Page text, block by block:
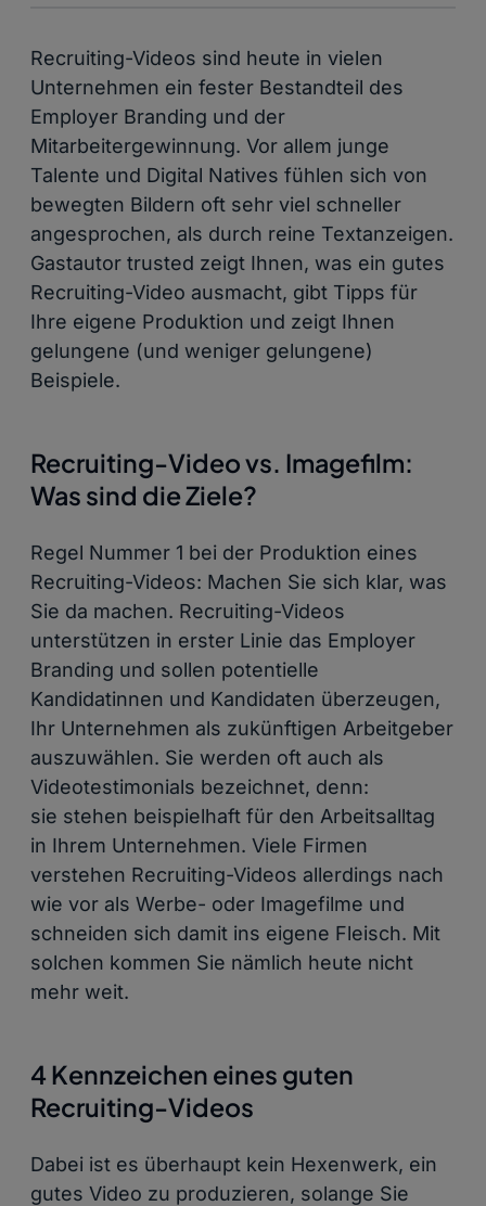
Recruiting-Videos sind heute in vielen
Unternehmen ein fester Bestandteil des
Employer Branding und der
Mitarbeitergewinnung. Vor allem junge
Talente und Digital Natives fühlen sich von
bewegten Bildern oft sehr viel schneller
angesprochen, als durch reine Textanzeigen.
Gastautor trusted zeigt Ihnen, was ein gutes
Recruiting-Video ausmacht, gibt Tipps für
Ihre eigene Produktion und zeigt Ihnen
gelungene (und weniger gelungene)
Beispiele.
Recruiting-Video vs. Imagefilm:
Was sind die Ziele?
Regel Nummer 1 bei der Produktion eines
Recruiting-Videos: Machen Sie sich klar, was
Sie da machen. Recruiting-Videos
unterstützen in erster Linie das Employer
Branding und sollen potentielle
Kandidatinnen und Kandidaten überzeugen,
Ihr Unternehmen als zukünftigen Arbeitgeber
auszuwählen. Sie werden oft auch als
Videotestimonials bezeichnet, denn:
sie stehen beispielhaft für den Arbeitsalltag
in Ihrem Unternehmen. Viele Firmen
verstehen Recruiting-Videos allerdings nach
wie vor als Werbe- oder Imagefilme und
schneiden sich damit ins eigene Fleisch. Mit
solchen kommen Sie nämlich heute nicht
mehr weit.
4 Kennzeichen eines guten
Recruiting-Videos
Dabei ist es überhaupt kein Hexenwerk, ein
gutes Video zu produzieren, solange Sie